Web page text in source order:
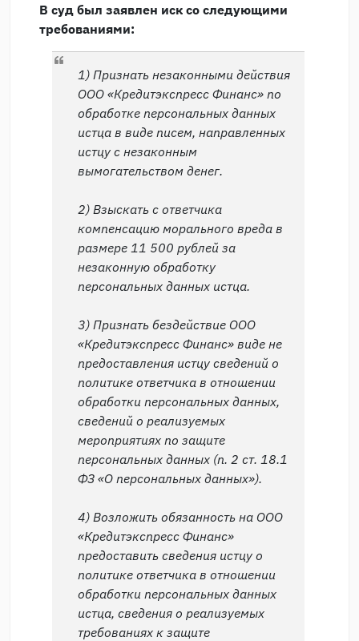
В суд был заявлен иск со следующими
требованиями:
1) Признать незаконными действия
ООО «Кредитэкспресс Финанс» по
обработке персональных данных
истца в виде писем, направленных
истцу с незаконным
вымогательством денег.
2) Взыскать с ответчика
компенсацию морального вреда в
размере 11 500 рублей за
незаконную обработку
персональных данных истца.
3) Признать бездействие ООО
«Кредитэкспресс Финанс» виде не
предоставления истцу сведений о
политике ответчика в отношении
обработки персональных данных,
сведений о реализуемых
мероприятиях по защите
персональных данных (п. 2 ст. 18.1
ФЗ «О персональных данных»).
4) Возложить обязанность на ООО
«Кредитэкспресс Финанс»
предоставить сведения истцу о
политике ответчика в отношении
обработки персональных данных
истца, сведения о реализуемых
требованиях к защите